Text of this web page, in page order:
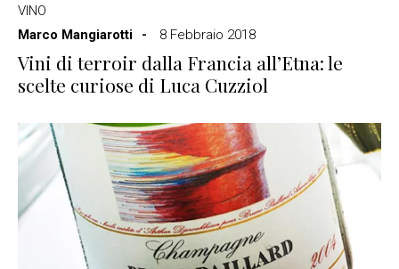
VINO
Marco Mangiarotti
8 Febbraio 2018
Vini di terroir dalla Francia all’Etna: le
scelte curiose di Luca Cuzziol